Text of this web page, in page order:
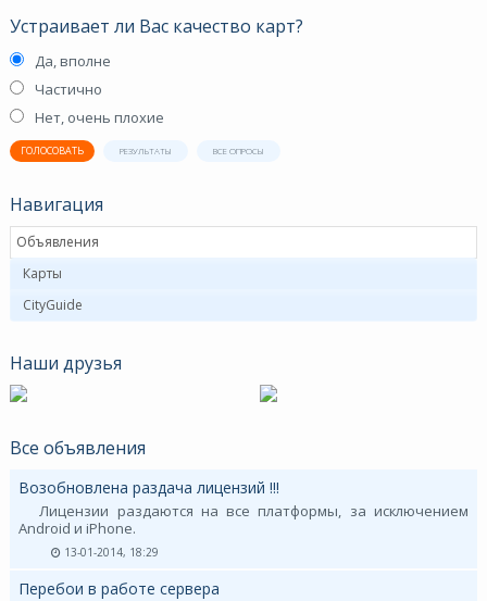
Устраивает ли Вас качество карт?
Да, вполне
Частично
Нет, очень плохие
ГОЛОСОВАТЬ РЕЗУЛЬТАТЫ ВСЕ ОПРОСЫ
Навигация
Объявления
Карты
CityGuide
Наши друзья
Все объявления
Возобновлена раздача лицензий !!!
Лицензии раздаются на все платформы, за исключением
Android и iPhone.
13-01-2014, 18:29
Перебои в работе сервера